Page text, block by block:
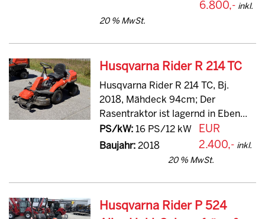
6.800,- inkl.
20 % MwSt.
Husqvarna Rider R 214 TC
Husqvarna Rider R 214 TC, Bj.
2018, Mähdeck 94cm; Der
Rasentraktor ist lagernd in Eben...
PS/kW:16 PS/12 kW
Baujahr:2018
EUR
2.400,- inkl.
20 % MwSt.
Husqvarna Rider P 524